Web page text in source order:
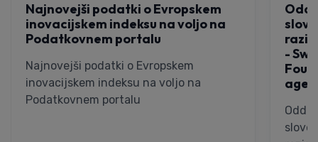
Najnovejši podatki o Evropskem
inovacijskem indeksu na voljo na
Podatkovnem portalu
Najnovejši podatki o Evropskem
inovacijskem indeksu na voljo na
Podatkovnem portalu
-